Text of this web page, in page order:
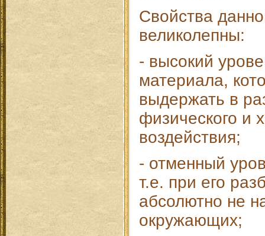
Свойства
великолепны:
- высокий
материала,
выдержать в
физического и
воздействия;
- отменный
т.е. при его
абсолютно не
окружающих;